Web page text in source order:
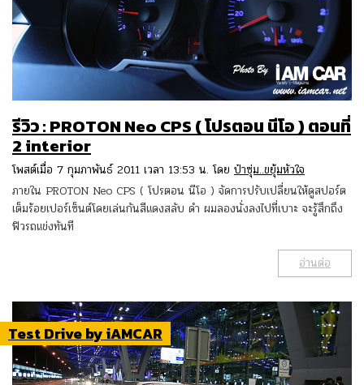
รีวิว : PROTON Neo CPS ( โปรตอน นีโอ ) ตอนที่
2 interior
โพสต์เมื่อ 7 กุมภาพันธ์ 2011 เวลา 13:53 น. โดย ป๋าซุ่ม..ขยุ้มหัวใจ
ภายใน PROTON Neo CPS ( โปรตอน นีโอ ) จัดการปรับเปลี่ยนให้ดูสปอร์ต
เต็มร้อยเปอร์เซ็นต์โดยเล่นกันสีแดงสลับ ดำ ผมลองนั่งลงไปที่เบาะ จะรู้สึกถึง
ฟิวรถแข่งทันที
อ่านต่อ
Test Drive by iAMCAR